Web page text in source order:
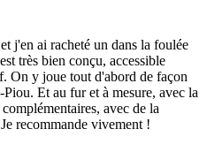
j'en ai racheté un dans la foulée
très bien conçu, accessible
On y joue tout d'abord de façon
Et au fur et à mesure, avec la
avec de la
recommande vivement !